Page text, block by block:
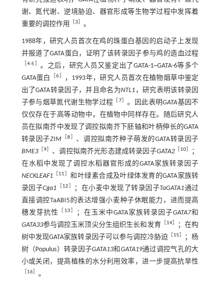
谢、氮代谢、逆境胁迫、器官形成等生物学过程中发挥着
重要的调控作用
3 。
1988年，研究人员首次在鸡的珠蛋白基因的启动子上发现
并报道了GATA蛋白，证明了该转录因子参与鸡的造血过程
［4-5
。之后，研究人员又鉴定出了GATA-1~GATA-6等多个
GATA蛋白
［6
，1993年，研究人员首次在植物烟草中鉴定
出了GATA转录因子，并且命名为NTL1 ，研究表明该转录因
子参与烟草氮代谢生物学过程
7］ 。因此表明GATA基因不
仅仅存在于高等动物中，在植物中同样存在。随后研究人
员在拟南芥中发现了调控拟南芥下胚轴和叶柄伸长的GATA
转录因子ZIM ［8
、调控拟南芥种子萌发的GATA转录因子
BME3［ 9］ 、调控拟南芥光形态建成转录因子GATA2［ 10
；
在水稻中发现了调控水稻器官形成的GATA家族转录因子
NECKLEAF1
11 ］和叶绿素合成及叶绿体发育的GATA家族转
录因子Cga1 12 ；在小麦中发现了转录因子TaGATA1通过
直接调控TaABI5的表达增强小麦种子休眠能力，进而提高
穗发芽抗性
13 ；在玉米中GATA家族转录因子GATA7和
GATA33参与调控玉米顶尖分生组织生长和发育［ 14］
；在构
树中发现GATA家族转录因子可以参与调控冷胁迫
15
；杨
树（Populus）转录因子GATA13和 GATA19通过调控气孔的大
小或关闭，提高植株的水分利用效率，进一步提高抗旱性
16］ 。